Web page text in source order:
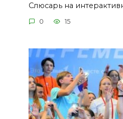
Слюсарь на
0 15